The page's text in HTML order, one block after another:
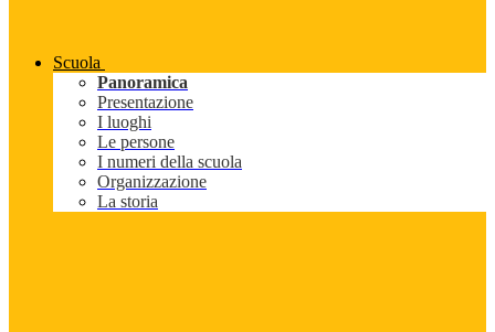
Scuola
Panoramica
Presentazione
I luoghi
Le persone
I numeri della scuola
Organizzazione
La storia